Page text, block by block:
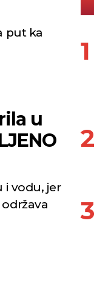
put ka
u
i vodu, jer